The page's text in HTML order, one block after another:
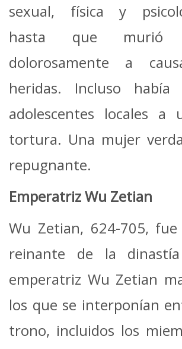
sexual, física y
hasta que
dolorosamente a
heridas. Incluso
adolescentes locales a
tortura. Una mujer
repugnante.
Emperatriz Wu Zetian
Wu Zetian, 624-705,
reinante de la
emperatriz Wu Zetian
los que se interponían
trono, incluidos los